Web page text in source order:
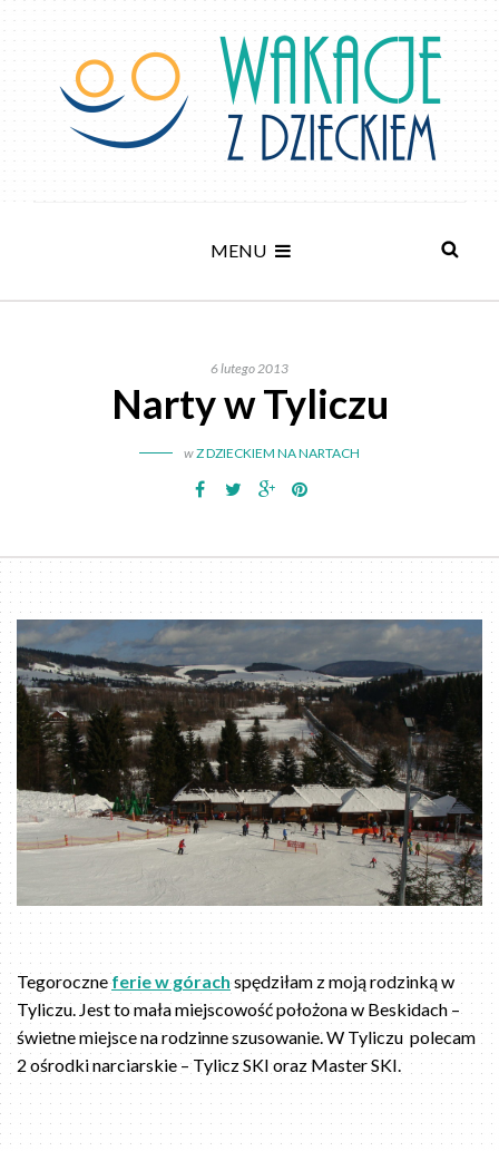
MENU
6 lutego 2013
Narty w Tyliczu
wZ DZIECKIEM NA NARTACH
Tegoroczneferie w górachspędziłam z moją rodzinką w
Tyliczu. Jest to mała miejscowość położona w Beskidach –
świetne miejsce na rodzinne szusowanie. W Tyliczu polecam
2 ośrodki narciarskie – Tylicz SKI oraz Master SKI.